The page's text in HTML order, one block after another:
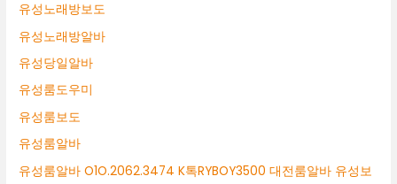
유성노래방보도
유성노래방알바
유성당일알바
유성룸도우미
유성룸보도
유성룸알바
유성룸알바 O1O.2062.3474 K톡RYBOY3500 대전룸알바 유성보